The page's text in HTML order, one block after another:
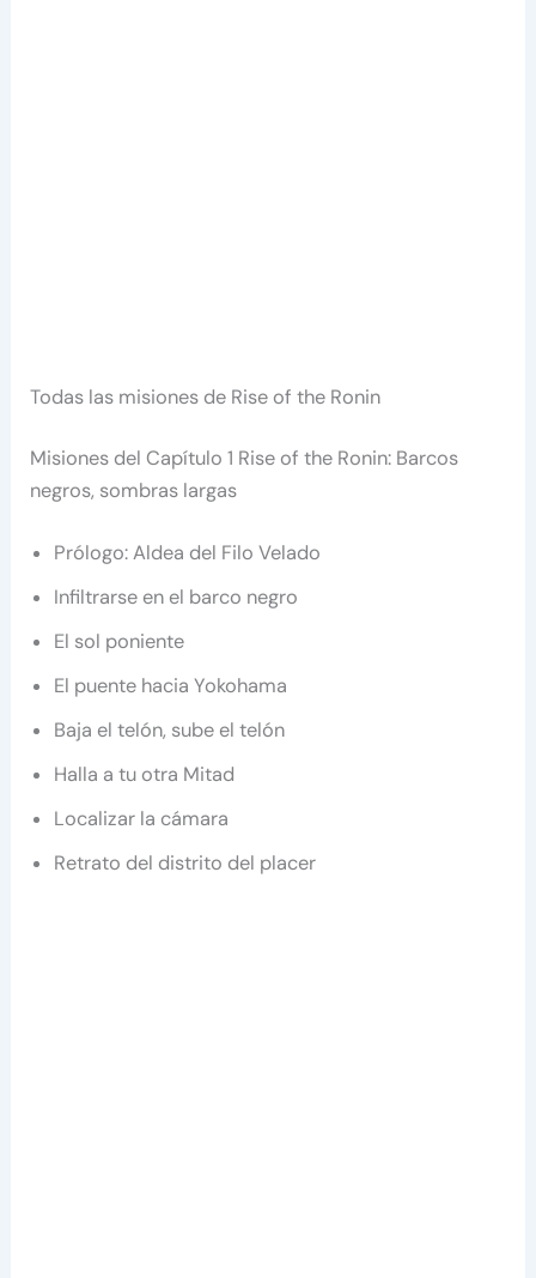
Todas las misiones de Rise of the Ronin
Misiones del Capítulo 1 Rise of the Ronin: Barcos
negros, sombras largas
Prólogo: Aldea del Filo Velado
Infiltrarse en el barco negro
El sol poniente
El puente hacia Yokohama
Baja el telón, sube el telón
Halla a tu otra Mitad
Localizar la cámara
Retrato del distrito del placer